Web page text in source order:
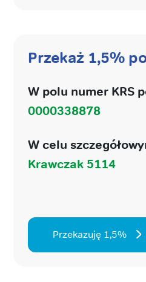
Przekaż 1,5%
W polu numer KRS
0000338878
W celu
Krawczak 5114
Przekazuję 1,5%